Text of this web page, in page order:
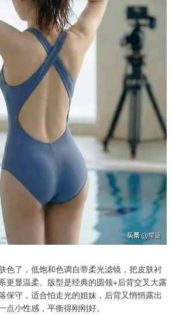
色了，低饱和色调自带柔光滤镜，把皮肤衬
更显温柔。版型是经典的圆领+后背交叉大露
保守，适合怕走光的姐妹，后背又悄悄露出
小性感，平衡得刚刚好。